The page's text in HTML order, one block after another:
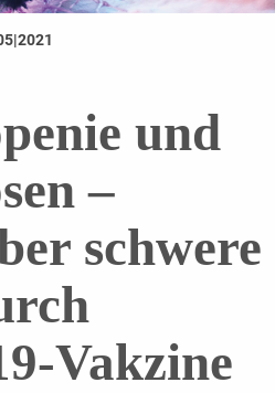
und
–
schwere
Vakzine